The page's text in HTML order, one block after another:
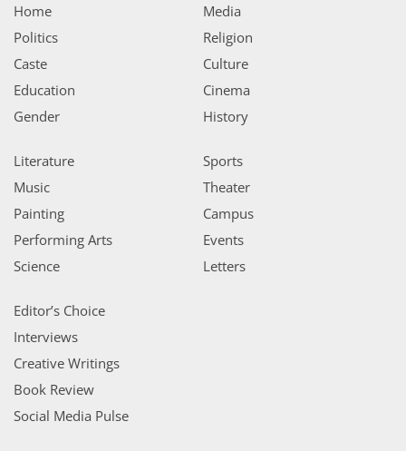
Home
Politics
Caste
Education
Gender
Media
Religion
Culture
Cinema
History
Literature
Music
Painting
Performing Arts
Science
Sports
Theater
Campus
Events
Letters
Editor’s Choice
Interviews
Creative Writings
Book Review
Social Media Pulse